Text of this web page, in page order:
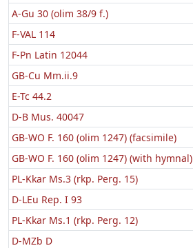
A-Gu 30 (olim 38/9 f.)
F-VAL 114
F-Pn Latin 12044
GB-Cu Mm.ii.9
E-Tc 44.2
D-B Mus. 40047
GB-WO F. 160 (olim 1247) (facsimile)
GB-WO F. 160 (olim 1247) (with hymnal)
PL-Kkar Ms.3 (rkp. Perg. 15)
D-LEu Rep. I 93
PL-Kkar Ms.1 (rkp. Perg. 12)
D-MZb D